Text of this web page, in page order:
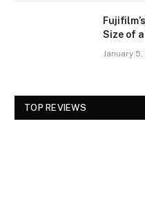
Size of
January 5,
TOP REVIEWS